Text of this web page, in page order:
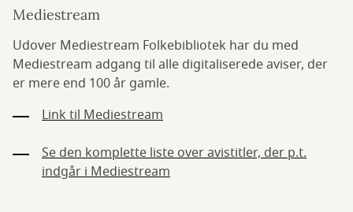
Mediestream
Udover Mediestream Folkebibliotek har du med
Mediestream adgang til alle digitaliserede aviser, der
er mere end 100 år gamle.
Link til Mediestream
Se den komplette liste over avistitler, der p.t.
indgår i Mediestream